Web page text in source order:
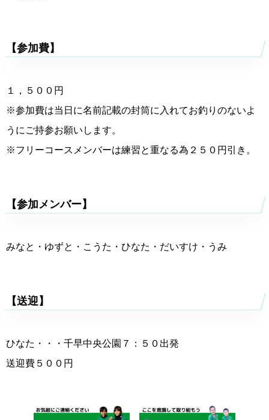
【参加費】
１，５００円
※参加費は当日に名前記載の封筒に入れてお釣りのないよ
うにご持参お願いします。
※フリーコースメンバーは練習と重なる為２５０円引き。
【参加メンバー】
みなと・ゆずと・こうた・ひなた・だいすけ・うみ
【送迎】
ひなた・・・千早中央公園７：５０出発
送迎費５００円